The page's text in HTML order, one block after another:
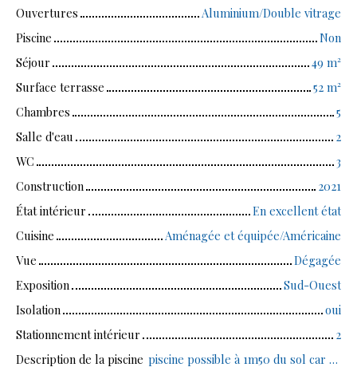
Ouvertures
Aluminium/Double vitrage
Piscine
Non
Séjour
49 m²
Surface terrasse
52 m²
Chambres
5
Salle d'eau
2
WC
3
Construction
2021
État intérieur
En excellent état
Cuisine
Aménagée et équipée/Américaine
Vue
Dégagée
Exposition
Sud-Ouest
Isolation
oui
Stationnement intérieur
2
Description de la piscine
piscine possible à 1m50 du sol car loi natura 2000 en vigueur